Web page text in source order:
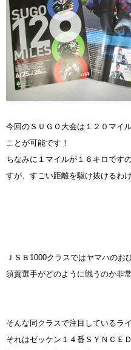
今回のＳＵＧＯ大会は１２０マイ
ことが可能です！
ちなみに１マイルが１６キロです
すが、すごい距離を駆け抜けるわ
ＪＳＢ1000クラスではヤマハの
須賀選手がどのように戦うのか非
そんな同クラスで注目しているラ
それはゼッケン１４番ＳＹＮＣＥ